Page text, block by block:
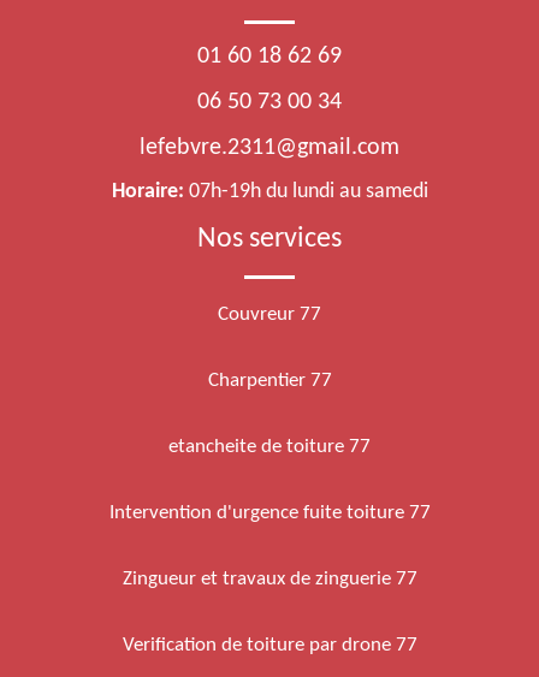
01 60 18 62 69
06 50 73 00 34
lefebvre.2311@gmail.com
Horaire: 07h-19h du lundi au samedi
Nos services
Couvreur 77
Charpentier 77
etancheite de toiture 77
Intervention d'urgence fuite toiture 77
Zingueur et travaux de zinguerie 77
Verification de toiture par drone 77